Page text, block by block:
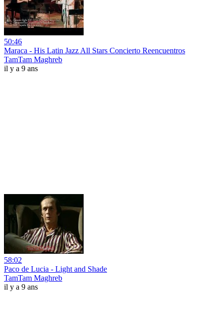
50:46
Maraca - His Latin Jazz All Stars Concierto Reencuentros
TamTam Maghreb
il y a 9 ans
58:02
Paco de Lucia - Light and Shade
TamTam Maghreb
il y a 9 ans